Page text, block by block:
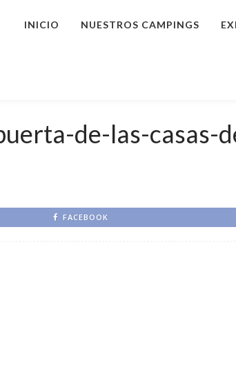
INICIO NUESTROS CAMPINGS
de-las-casas-
FACEBOOK